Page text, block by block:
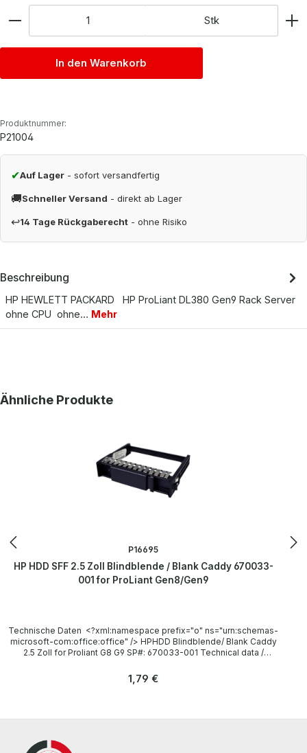
Stk
In den Warenkorb
Produktnummer:
P21004
✔Auf Lager - sofort versandfertig
🚚Schneller Versand - direkt ab Lager
↩14 Tage Rückgaberecht - ohne Risiko
Beschreibung
HP HEWLETT PACKARD HP ProLiant DL380 Gen9 Rack Server
ohne CPU ohne… Mehr
Produktgalerie überspringen
Ähnliche Produkte
P16695
HP HDD SFF 2.5 Zoll Blindblende / Blank Caddy 670033-
001 for ProLiant Gen8/Gen9
Technische Daten <?xml:namespace prefix="o" ns="urn:schemas-
microsoft-com:office:office" /> HPHDD Blindblende/ Blank Caddy
2.5 Zoll for Proliant G8 G9 SP#: 670033-001 Technical data /
667276-001 Compatibility / Kompatibilität HP Proliant Gen8 / Gen9
Server Accessories / Zubehör none / keins LieferumfangDelivery /
Informationen und Details finden Sie auf den Seiten des
Regulärer Preis:
1,79 €